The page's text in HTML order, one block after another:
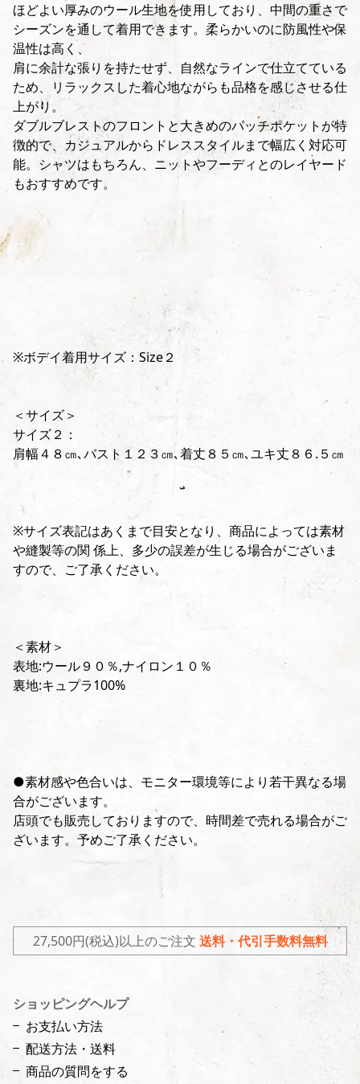
ほどよい厚みのウール生地を使用しており、中間の重さで
シーズンを通して着用できます。柔らかいのに防風性や保
温性は高く、
肩に余計な張りを持たせず、自然なラインで仕立てている
ため、リラックスした着心地ながらも品格を感じさせる仕
上がり。
ダブルブレストのフロントと大きめのパッチポケットが特
徴的で、カジュアルからドレススタイルまで幅広く対応可
能。シャツはもちろん、ニットやフーディとのレイヤード
もおすすめです。
※ボデイ着用サイズ：Size２
＜サイズ＞
サイズ２：
肩幅４８㎝､バスト１２３㎝､着丈８５㎝､ユキ丈８６.５㎝
※サイズ表記はあくまで目安となり、商品によっては素材
や縫製等の関 係上、多少の誤差が生じる場合がございま
すので、ご了承ください。
＜素材＞
表地:ウール９０％,ナイロン１０％
裏地:キュプラ100%
●素材感や色合いは、モニター環境等により若干異なる場
合がございます。
店頭でも販売しておりますので、時間差で売れる場合がご
ざいます。予めご了承ください。
27,500円(税込)以上のご注文 送料・代引手数料無料
ショッピングヘルプ
お支払い方法
配送方法・送料
商品の質問をする